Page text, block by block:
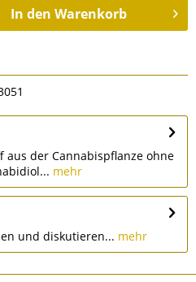
In den Warenkorb
der Cannabispflanze ohne
mehr
und diskutieren... mehr